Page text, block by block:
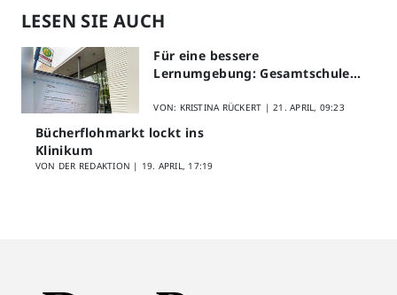
LESEN SIE AUCH
Für eine bessere
Lernumgebung: Gesamtschule
Schülerfeedback
VON: KRISTINA RÜCKERT |21. APRIL, 09:23
Bücherflohmarkt lockt ins
Klinikum
VON DER REDAKTION | 19. APRIL, 17:19